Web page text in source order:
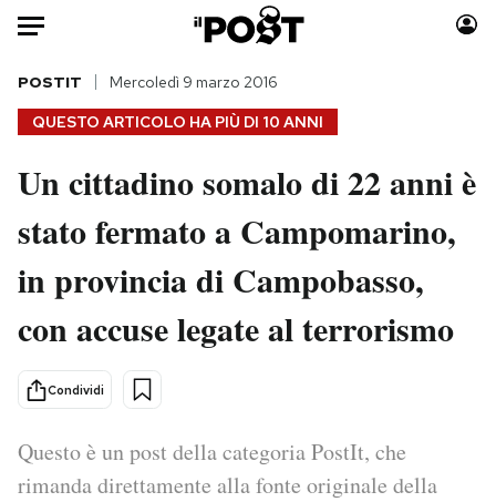
Auto
HOME
Italia
Politica
Tecnologia
Scienza
Cultura
Economia
Sport
Moda
Consumismi
Storie/Idee
Media
Mondiali calcio 2026
QUESTO ARTICOLO HA PIÙ DI 10 ANNI
POSTIT Mercoledì 9 marzo 2016
Un cittadino somalo di 22 anni è
stato fermato a Campomarino,
in provincia di Campobasso,
con accuse legate al terrorismo
Condividi
Questo è un post della categoria PostIt, che
rimanda direttamente alla fonte originale della